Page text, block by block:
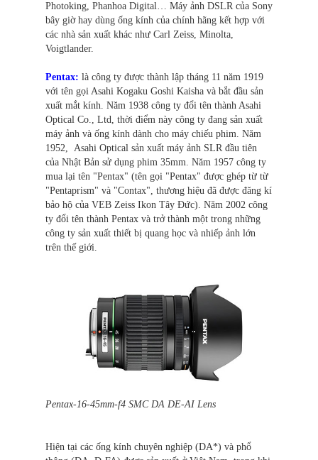
Photoking, Phanhoa Digital… Máy ảnh DSLR của Sony
bây giờ hay dùng ống kính của chính hãng kết hợp với
các nhà sản xuất khác như Carl Zeiss, Minolta,
Voigtlander.
Pentax: là công ty được thành lập tháng 11 năm 1919
với tên gọi Asahi Kogaku Goshi Kaisha và bắt đầu sản
xuất mắt kính. Năm 1938 công ty đổi tên thành Asahi
Optical Co., Ltd, thời điểm này công ty đang sản xuất
máy ảnh và ống kính dành cho máy chiếu phim. Năm
1952, Asahi Optical sản xuất máy ảnh SLR đầu tiên
của Nhật Bản sử dụng phim 35mm. Năm 1957 công ty
mua lại tên "Pentax" (tên gọi "Pentax" được ghép từ từ
"Pentaprism" và "Contax", thương hiệu đã được đăng kí
bảo hộ của VEB Zeiss Ikon Tây Đức). Năm 2002 công
ty đổi tên thành Pentax và trở thành một trong những
công ty sản xuất thiết bị quang học và nhiếp ảnh lớn
trên thế giới.
Pentax-16-45mm-f4 SMC DA DE-AI Lens
Hiện tại các ống kính chuyên nghiệp (DA*) và phổ